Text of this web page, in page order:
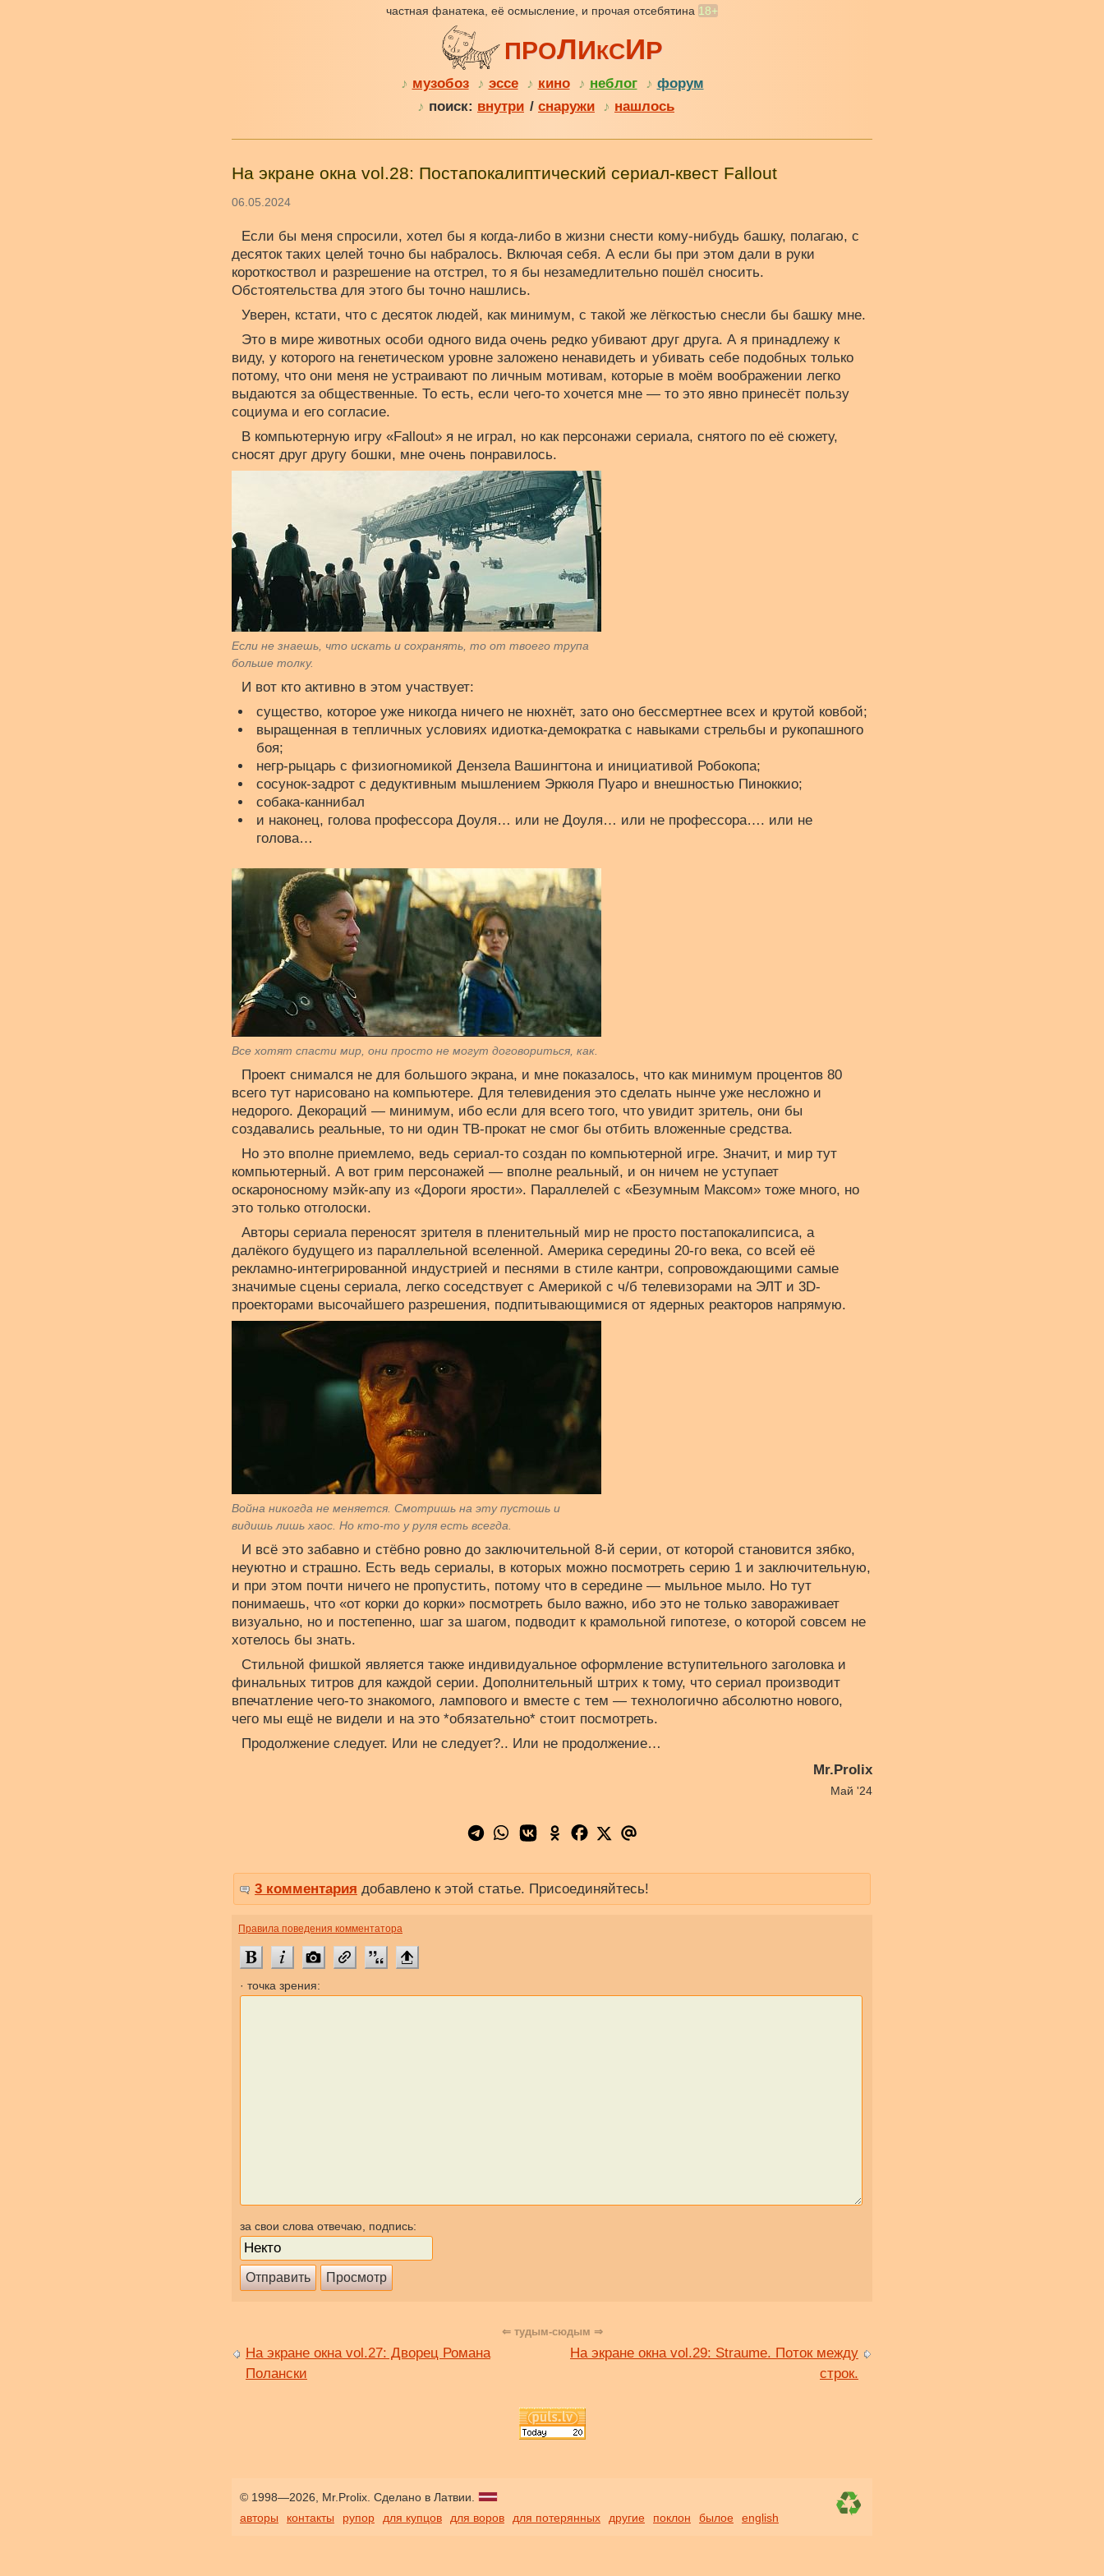
частная фанатека, её осмысление, и прочая отсебятина 18+
ПРОЛИКСИР
♪ музобоз ♪ эссе ♪ кино ♪ неблог ♪ форум
♪ поиск: внутри / снаружи ♪ нашлось
На экране окна vol.28: Постапокалиптический сериал-квест Fallout
06.05.2024
Если бы меня спросили, хотел бы я когда-либо в жизни снести кому-нибудь башку, полагаю, с
десяток таких целей точно бы набралось. Включая себя. А если бы при этом дали в руки
короткоствол и разрешение на отстрел, то я бы незамедлительно пошёл сносить.
Обстоятельства для этого бы точно нашлись.
Уверен, кстати, что с десяток людей, как минимум, с такой же лёгкостью снесли бы башку мне.
Это в мире животных особи одного вида очень редко убивают друг друга. А я принадлежу к
виду, у которого на генетическом уровне заложено ненавидеть и убивать себе подобных только
потому, что они меня не устраивают по личным мотивам, которые в моём воображении легко
выдаются за общественные. То есть, если чего-то хочется мне — то это явно принесёт пользу
социума и его согласие.
В компьютерную игру «Fallout» я не играл, но как персонажи сериала, снятого по её сюжету,
сносят друг другу бошки, мне очень понравилось.
Если не знаешь, что искать и сохранять, то от твоего трупа
больше толку.
И вот кто активно в этом участвует:
существо, которое уже никогда ничего не нюхнёт, зато оно бессмертнее всех и крутой ковбой;
выращенная в тепличных условиях идиотка-демократка с навыками стрельбы и рукопашного
боя;
негр-рыцарь с физиогномикой Дензела Вашингтона и инициативой Робокопа;
сосунок-задрот с дедуктивным мышлением Эркюля Пуаро и внешностью Пиноккио;
собака-каннибал
и наконец, голова профессора Доуля… или не Доуля… или не профессора…. или не
голова…
Все хотят спасти мир, они просто не могут договориться, как.
Проект снимался не для большого экрана, и мне показалось, что как минимум процентов 80
всего тут нарисовано на компьютере. Для телевидения это сделать нынче уже несложно и
недорого. Декораций — минимум, ибо если для всего того, что увидит зритель, они бы
создавались реальные, то ни один ТВ-прокат не смог бы отбить вложенные средства.
Но это вполне приемлемо, ведь сериал-то создан по компьютерной игре. Значит, и мир тут
компьютерный. А вот грим персонажей — вполне реальный, и он ничем не уступает
оскароносному мэйк-апу из «Дороги ярости». Параллелей с «Безумным Максом» тоже много, но
это только отголоски.
Авторы сериала переносят зрителя в пленительный мир не просто постапокалипсиса, а
далёкого будущего из параллельной вселенной. Америка середины 20-го века, со всей её
рекламно-интегрированной индустрией и песнями в стиле кантри, сопровождающими самые
значимые сцены сериала, легко соседствует с Америкой с ч/б телевизорами на ЭЛТ и 3D-
проекторами высочайшего разрешения, подпитывающимися от ядерных реакторов напрямую.
Война никогда не меняется. Смотришь на эту пустошь и
видишь лишь хаос. Но кто-то у руля есть всегда.
И всё это забавно и стёбно ровно до заключительной 8-й серии, от которой становится зябко,
неуютно и страшно. Есть ведь сериалы, в которых можно посмотреть серию 1 и заключительную,
и при этом почти ничего не пропустить, потому что в середине — мыльное мыло. Но тут
понимаешь, что «от корки до корки» посмотреть было важно, ибо это не только завораживает
визуально, но и постепенно, шаг за шагом, подводит к крамольной гипотезе, о которой совсем не
хотелось бы знать.
Стильной фишкой является также индивидуальное оформление вступительного заголовка и
финальных титров для каждой серии. Дополнительный штрих к тому, что сериал производит
впечатление чего-то знакомого, лампового и вместе с тем — технологично абсолютно нового,
чего мы ещё не видели и на это *обязательно* стоит посмотреть.
Продолжение следует. Или не следует?.. Или не продолжение…
Mr.Prolix
Май '24
3 комментария добавлено к этой статье. Присоединяйтесь!
Правила поведения комментатора
· точка зрения:
за свои слова отвечаю, подпись:
⇐ тудым-сюдым ⇒
На экране окна vol.27: Дворец Романа
Полански
На экране окна vol.29: Straume. Поток между
строк.
© 1998—2026, Mr.Prolix. Сделано в Латвии.
авторы
контакты рупор для купцов для воров для потерянных другие поклон былое english